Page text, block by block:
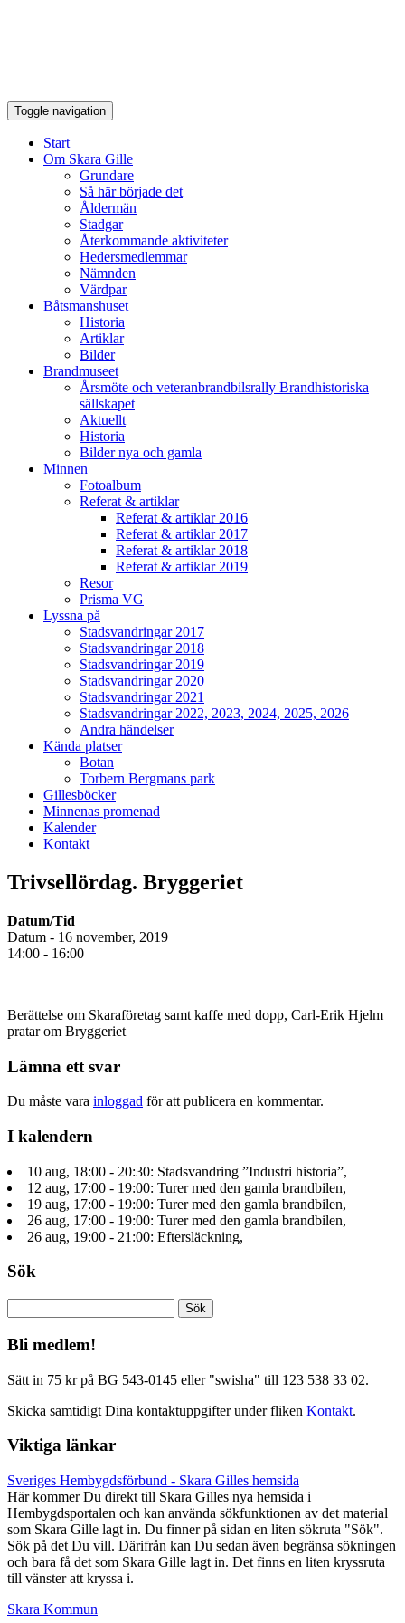
Toggle navigation
Start
Om Skara Gille
Grundare
Så här började det
Åldermän
Stadgar
Återkommande aktiviteter
Hedersmedlemmar
Nämnden
Värdpar
Båtsmanshuset
Historia
Artiklar
Bilder
Brandmuseet
Årsmöte och veteranbrandbilsrally Brandhistoriska
sällskapet
Aktuellt
Historia
Bilder nya och gamla
Minnen
Fotoalbum
Referat & artiklar
Referat & artiklar 2016
Referat & artiklar 2017
Referat & artiklar 2018
Referat & artiklar 2019
Resor
Prisma VG
Lyssna på
Stadsvandringar 2017
Stadsvandringar 2018
Stadsvandringar 2019
Stadsvandringar 2020
Stadsvandringar 2021
Stadsvandringar 2022, 2023, 2024, 2025, 2026
Andra händelser
Kända platser
Botan
Torbern Bergmans park
Gillesböcker
Minnenas promenad
Kalender
Kontakt
Trivsellördag. Bryggeriet
Datum/Tid
Datum - 16 november, 2019
14:00 - 16:00
Berättelse om Skaraföretag samt kaffe med dopp, Carl-Erik Hjelm
pratar om Bryggeriet
Lämna ett svar
Du måste vara inloggad för att publicera en kommentar.
I kalendern
10 aug, 18:00 - 20:30: Stadsvandring ”Industri historia”,
12 aug, 17:00 - 19:00: Turer med den gamla brandbilen,
19 aug, 17:00 - 19:00: Turer med den gamla brandbilen,
26 aug, 17:00 - 19:00: Turer med den gamla brandbilen,
26 aug, 19:00 - 21:00: Eftersläckning,
Sök
efter:
Bli medlem!
Sätt in 75 kr på BG 543-0145 eller "swisha" till 123 538 33 02.
Skicka samtidigt Dina kontaktuppgifter under fliken Kontakt.
Viktiga länkar
Sveriges Hembygdsförbund - Skara Gilles hemsida
Här kommer Du direkt till Skara Gilles nya hemsida i
Hembygdsportalen och kan använda sökfunktionen av det material
som Skara Gille lagt in. Du finner på sidan en liten sökruta "Sök".
Sök på det Du vill. Därifrån kan Du sedan även begränsa sökningen
och bara få det som Skara Gille lagt in. Det finns en liten kryssruta
till vänster att kryssa i.
Skara Kommun